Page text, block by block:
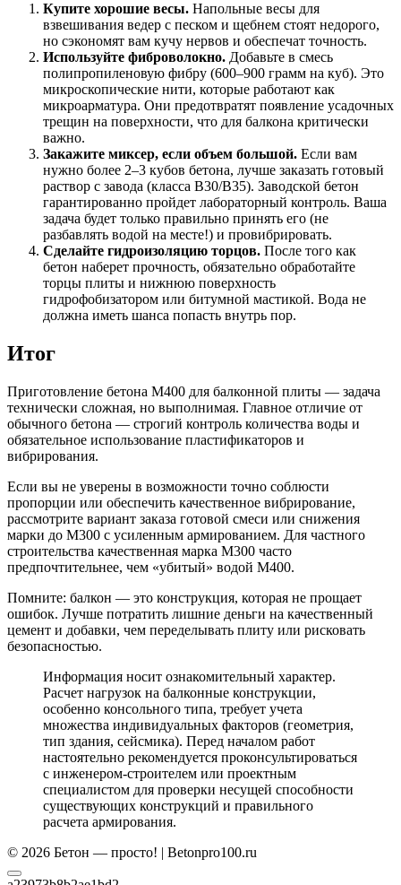
Купите хорошие весы. Напольные весы для
взвешивания ведер с песком и щебнем стоят недорого,
но сэкономят вам кучу нервов и обеспечат точность.
Используйте фиброволокно. Добавьте в смесь
полипропиленовую фибру (600–900 грамм на куб). Это
микроскопические нити, которые работают как
микроарматура. Они предотвратят появление усадочных
трещин на поверхности, что для балкона критически
важно.
Закажите миксер, если объем большой. Если вам
нужно более 2–3 кубов бетона, лучше заказать готовый
раствор с завода (класса B30/B35). Заводской бетон
гарантированно пройдет лабораторный контроль. Ваша
задача будет только правильно принять его (не
разбавлять водой на месте!) и провибрировать.
Сделайте гидроизоляцию торцов. После того как
бетон наберет прочность, обязательно обработайте
торцы плиты и нижнюю поверхность
гидрофобизатором или битумной мастикой. Вода не
должна иметь шанса попасть внутрь пор.
Итог
Приготовление бетона М400 для балконной плиты — задача
технически сложная, но выполнимая. Главное отличие от
обычного бетона — строгий контроль количества воды и
обязательное использование пластификаторов и
вибрирования.
Если вы не уверены в возможности точно соблюсти
пропорции или обеспечить качественное вибрирование,
рассмотрите вариант заказа готовой смеси или снижения
марки до М300 с усиленным армированием. Для частного
строительства качественная марка М300 часто
предпочтительнее, чем «убитый» водой М400.
Помните: балкон — это конструкция, которая не прощает
ошибок. Лучше потратить лишние деньги на качественный
цемент и добавки, чем переделывать плиту или рисковать
безопасностью.
Информация носит ознакомительный характер.
Расчет нагрузок на балконные конструкции,
особенно консольного типа, требует учета
множества индивидуальных факторов (геометрия,
тип здания, сейсмика). Перед началом работ
настоятельно рекомендуется проконсультироваться
с инженером-строителем или проектным
специалистом для проверки несущей способности
существующих конструкций и правильного
расчета армирования.
© 2026 Бетон — просто! | Betonpro100.ru